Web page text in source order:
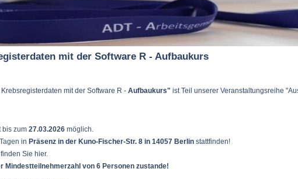
mit der Software R - Aufbaukurs
mit der Software R - Aufbaukurs"ist Teil unserer Veranstaltungsreihe
bis zum 27.03.2026 möglich.
in Präsenz in der Kuno-Fischer-Str. 8 in 14057 Berlin stattfinden!
Sie hier.
Mindestteilnehmerzahl von 6 Personen zustande!